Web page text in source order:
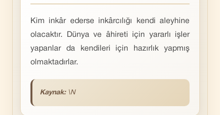
Kim inkâr ederse inkârcılığı kendi aleyhine
olacaktır. Dünya ve âhireti için yararlı işler
yapanlar da kendileri için hazırlık yapmış
olmaktadırlar.
Kaynak: \N